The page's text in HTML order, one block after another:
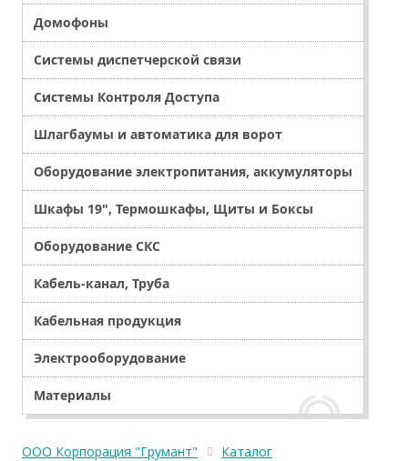
Домофоны
Системы диспетчерской связи
Системы Контроля Доступа
Шлагбаумы и автоматика для ворот
Оборудование электропитания, аккумуляторы
Шкафы 19", Термошкафы, Щиты и Боксы
Оборудование СКС
Кабель-канал, Труба
Кабельная продукция
Электрооборудование
Материалы
ООО Корпорация "Грумант"
Каталог